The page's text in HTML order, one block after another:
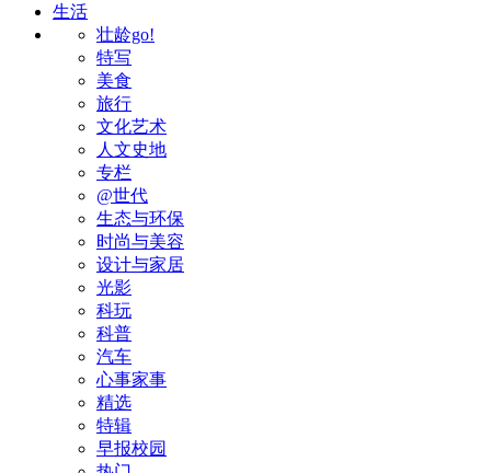
生活
壮龄go!
特写
美食
旅行
文化艺术
人文史地
专栏
@世代
生态与环保
时尚与美容
设计与家居
光影
科玩
科普
汽车
心事家事
精选
特辑
早报校园